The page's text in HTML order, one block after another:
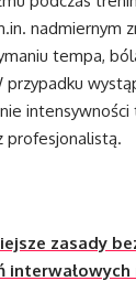
nadmiernym
tempa,
przypadku
intensywności
profesjonalistą.
zasady
interwałowych